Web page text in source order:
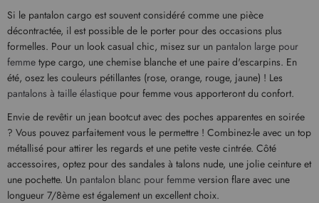
Si le pantalon cargo est souvent considéré comme une pièce
décontractée, il est possible de le porter pour des occasions plus
formelles. Pour un look casual chic, misez sur un pantalon large pour
femme type cargo, une chemise blanche et une paire d'escarpins. En
été, osez les couleurs pétillantes (rose, orange, rouge, jaune) ! Les
pantalons à taille élastique pour femme vous apporteront du confort.
Envie de revêtir un jean bootcut avec des poches apparentes en soirée
? Vous pouvez parfaitement vous le permettre ! Combinez-le avec un top
métallisé pour attirer les regards et une petite veste cintrée. Côté
accessoires, optez pour des sandales à talons nude, une jolie ceinture et
une pochette. Un pantalon blanc pour femme version flare avec une
longueur 7/8ème est également un excellent choix.